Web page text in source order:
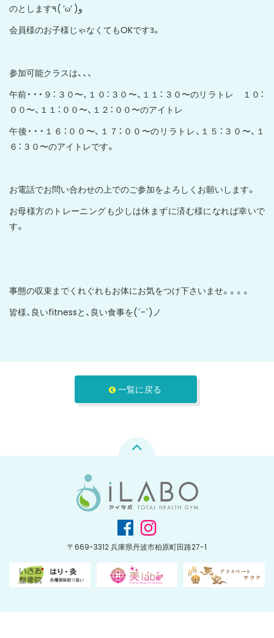
のとします٩( ‘ω’ )و
会員様のお子様じゃなくてもOKですﾖ。
参加可能クラスは、、、
午前・・・９：３０〜、１０：３０〜、１１：３０〜のリラトレ １０：
００〜、１１：００〜、１２：００〜のアイトレ
午後・・・１６：００〜、１７：００〜のリラトレ、１５：３０〜、１
６：３０〜のアイトレです。
お電話でお問い合わせの上でのご参加をよろしくお願いします。
お母様方のトレーニングも少しは休まずに済む様になれば幸いで
す。
事態の収束までくれぐれもお体にお気をつけ下さいませ。。。。
皆様、良いfitnessと、良い食事を(´-`)ノ
一覧に戻る
〒669-3312 兵庫県丹波市柏原町田路27-1